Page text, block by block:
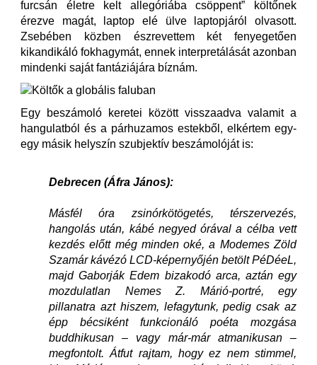
furcsán életre kelt allegóriába csöppent” költőnek
érezve magát, laptop elé ülve laptopjáról olvasott.
Zsebében közben észrevettem két fenyegetően
kikandikáló fokhagymát, ennek interpretálását azonban
mindenki saját fantáziájára bíznám.
Egy beszámoló keretei között visszaadva valamit a
hangulatból és a párhuzamos estekből, elkértem egy-
egy másik helyszín szubjektív beszámolóját is:
Debrecen (Áfra János):
Másfél óra zsinórkötögetés, térszervezés,
hangolás után, kábé negyed órával a célba vett
kezdés előtt még minden oké, a Modemes Zöld
Szamár kávézó LCD-képernyőjén betölt PéDéeL,
majd Gaborják Edem bizakodó arca, aztán egy
mozdulatlan Nemes Z. Márió-portré, egy
pillanatra azt hiszem, lefagytunk, pedig csak az
épp bécsiként funkcionáló poéta mozgása
buddhikusan – vagy már-már atmanikusan –
megfontolt. Átfut rajtam, hogy ez nem stimmel,